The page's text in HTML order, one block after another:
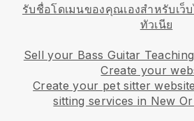
รับชื่อโดเมนของคุณเองสำหรับเว็
ทัวเนีย
Sell your Bass Guitar
Create your
Create your pet sitter website
sitting services in New